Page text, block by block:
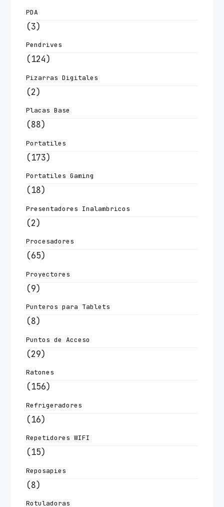
PDA
(3)
Pendrives
(124)
Pizarras Digitales
(2)
Placas Base
(88)
Portatiles
(173)
Portatiles Gaming
(18)
Presentadores Inalambricos
(2)
Procesadores
(65)
Proyectores
(9)
Punteros para Tablets
(8)
Puntos de Acceso
(29)
Ratones
(156)
Refrigeradores
(16)
Repetidores WIFI
(15)
Reposapies
(8)
Rotuladoras